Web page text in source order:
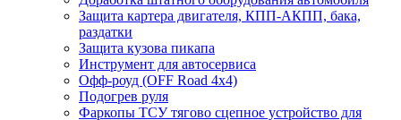
Защита картера двигателя, КПП-АКПП, бака,
раздатки
Защита кузова пикапа
Инструмент для автосервиса
Офф-роуд (OFF Road 4x4)
Подогрев руля
Фаркопы ТСУ тягово сцепное устройство для